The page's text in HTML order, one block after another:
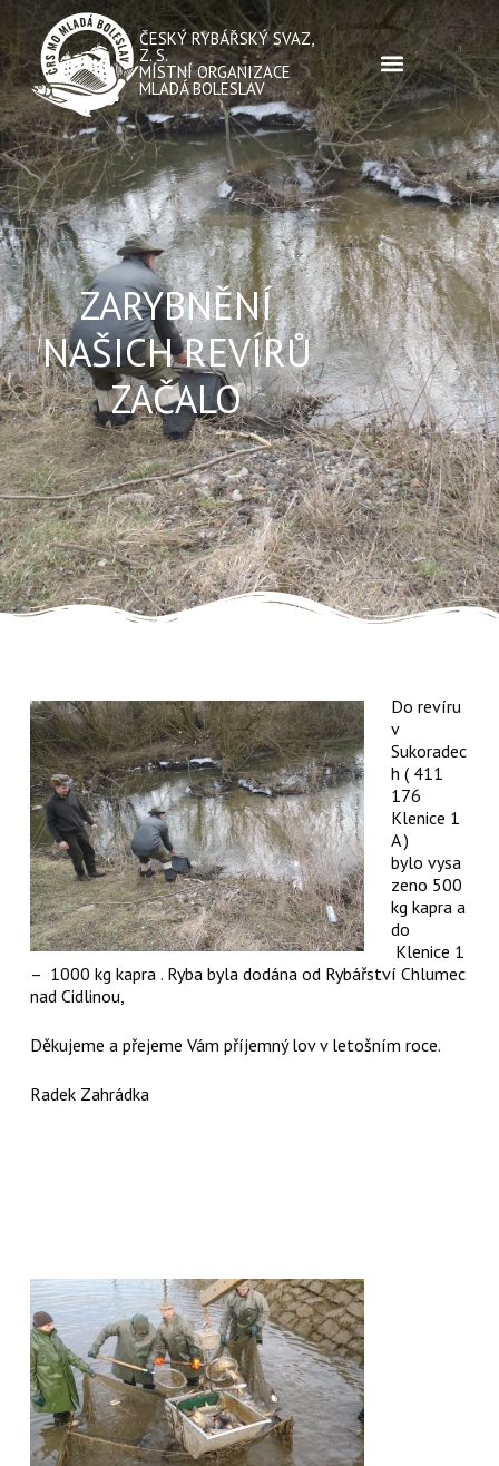
ČESKÝ RYBÁŘSKÝ SVAZ,
Z. S.
MÍSTNÍ ORGANIZACE
MLADÁ BOLESLAV
ZARYBNĚNÍ
NAŠICH REVÍRŮ
ZAČALO
Do revíru
v
Sukoradec
h ( 411
176
Klenice 1
A )
bylo vysa
zeno 500
kg kapra a
do
Klenice 1
– 1000 kg kapra . Ryba byla dodána od Rybářství Chlumec
nad Cidlinou,
Děkujeme a přejeme Vám příjemný lov v letošním roce.
Radek Zahrádka